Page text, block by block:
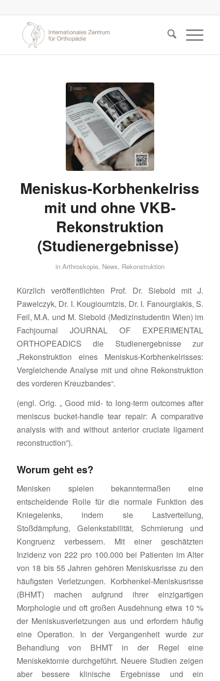
Meniskus-Korbhenkelriss
mit und ohne VKB-
Rekonstruktion
(Studienergebnisse)
in Arthroskopie, News, Rekonstruktion
Kürzlich veröffentlichten Prof. Dr. Siebold mit J.
Pawelczyk, Dr. I. Kougioumtzis, Dr. I. Fanourgiakis, S.
Feil, M.A. und M. Siebold (Medizinstudentin Wien) im
Fachjournal JOURNAL OF EXPERIMENTAL
ORTHOPEADICS die Studienergebnisse zur
„Rekonstruktion eines Meniskus-Korbhenkelrisses:
Vergleichende Analyse mit und ohne Rekonstruktion
des vorderen Kreuzbandes“.
(engl. Orig. „ Good mid‐ to long‐term outcomes after
meniscus bucket‐handle tear repair: A comparative
analysis with and without anterior cruciate ligament
reconstruction”).
Worum geht es?
Menisken spielen bekanntermaßen eine
entscheidende Rolle für die normale Funktion des
Kniegelenks, indem sie Lastverteilung,
Stoßdämpfung, Gelenkstabilität, Schmierung und
Kongruenz verbessern. Mit einer geschätzten
Inzidenz von 222 pro 100.000 bei Patienten im Alter
von 18 bis 55 Jahren gehören Meniskusrisse zu den
häufigsten Verletzungen. Korbhenkel-Meniskusrisse
(BHMT) machen aufgrund ihrer einzigartigen
Morphologie und oft großen Ausdehnung etwa 10 %
der Meniskusverletzungen aus und erfordern häufig
eine Operation. In der Vergangenheit wurde zur
Behandlung von BHMT in der Regel eine
Meniskektomie durchgeführt. Neuere Studien zeigen
aber bessere klinische Ergebnisse und ein